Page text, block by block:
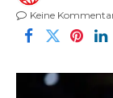
Keine